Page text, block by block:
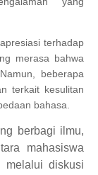
terhadap
merasa bahwa
beberapa
terkait kesulitan
bahasa.
berbagi ilmu,
mahasiswa
melalui diskusi